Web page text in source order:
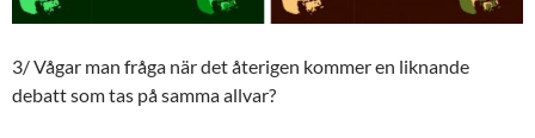
3/ Vågar man fråga när det återigen kommer en liknande
debatt som tas på samma allvar?